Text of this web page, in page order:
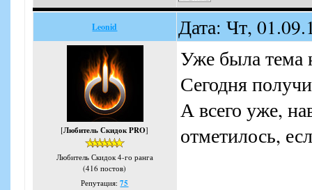
Leonid Дата: Чт,
[Любитель Скидок PRO]
Любитель Скидок 4-го ранга
(416 постов)
Репутация:75
Уже была тема
Сегодня
А всего уже,
отметилось,